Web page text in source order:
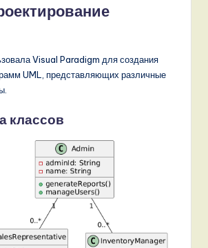
Visual Paradigm для создания
UML, представляющих различные
классов